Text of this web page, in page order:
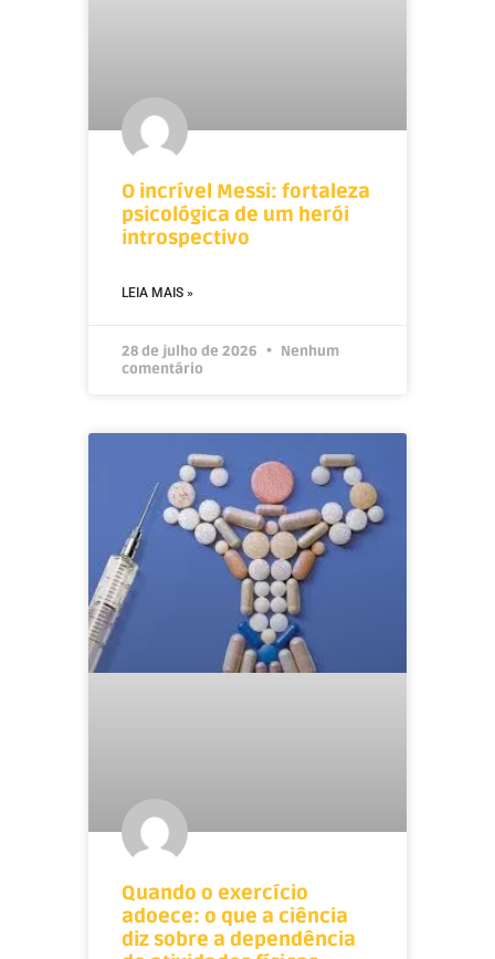
O incrível Messi: fortaleza
psicológica de um herói
introspectivo
LEIA MAIS »
28 de julho de 2026
Nenhum
comentário
Quando o exercício
adoece: o que a ciência
diz sobre a dependência